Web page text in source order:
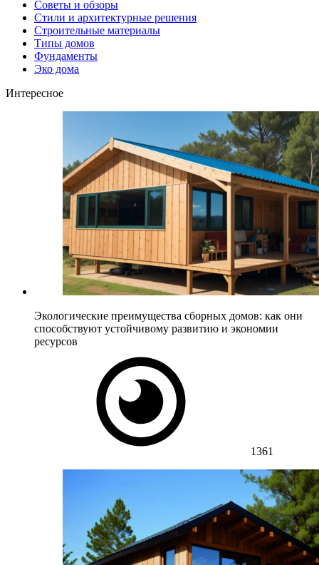
Советы и обзоры
Стили и архитектурные решения
Строительные материалы
Типы домов
Фундаменты
Эко дома
Интересное
Экологические преимущества сборных домов: как они
способствуют устойчивому развитию и экономии
ресурсов
1361